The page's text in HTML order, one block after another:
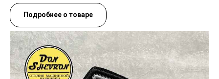
Подробнее о товаре